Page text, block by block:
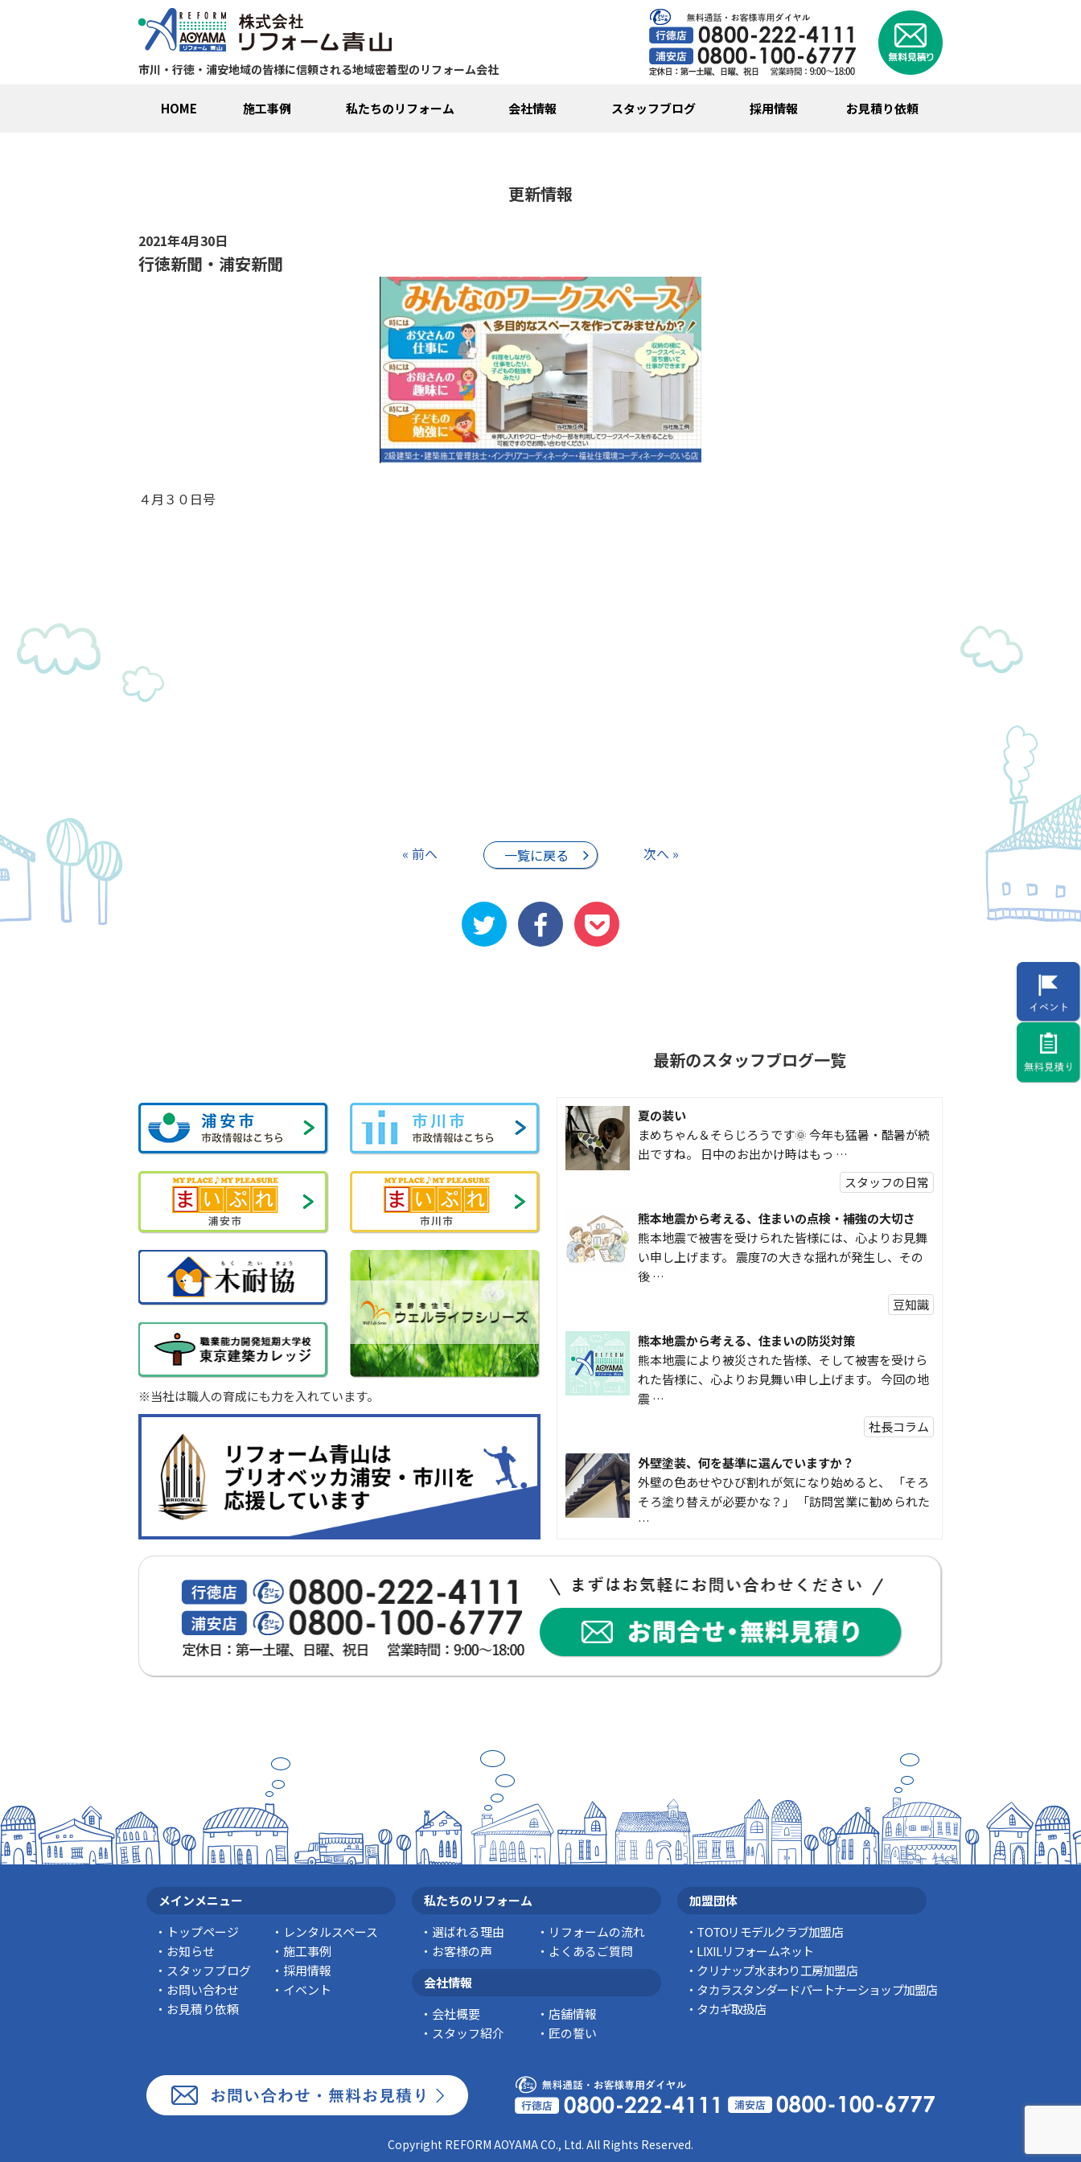
市川・行徳・浦安地域の皆様に信頼される地域密着型のリフォーム会社
HOME 施工事例 私たちのリフォーム 会社情報 スタッフブログ 採用情報 お見積り依頼
更新情報
2021年4月30日
行徳新聞・浦安新聞
４月３０日号
« 前へ 一覧に戻る 次へ »
※当社は職人の育成にも力を入れています。
最新のスタッフブログ一覧
夏の装い
まめちゃん＆そらじろうです🌞 今年も猛暑・酷暑が続
出ですね。 日中のお出かけ時はもっ …
スタッフの日常
熊本地震から考える、住まいの点検・補強の大切さ
熊本地震で被害を受けられた皆様には、心よりお見舞
い申し上げます。 震度7の大きな揺れが発生し、その
後 …
豆知識
熊本地震から考える、住まいの防災対策
熊本地震により被災された皆様、そして被害を受けら
れた皆様に、心よりお見舞い申し上げます。 今回の地
震 …
社長コラム
外壁塗装、何を基準に選んでいますか？
外壁の色あせやひび割れが気になり始めると、 「そろ
そろ塗り替えが必要かな？」 「訪問営業に勧められた
…
なかなか便利な物
こんにちは コゴちゃんです 少し前になりますが購
入して良かった物を ご紹介したいと思 …
スタッフの日常
メインメニュー
トップページ
レンタルスペース
お知らせ
施工事例
スタッフブログ
採用情報
お問い合わせ
イベント
お見積り依頼
私たちのリフォーム
選ばれる理由
リフォームの流れ
お客様の声
よくあるご質問
会社情報
会社概要
店舗情報
スタッフ紹介
匠の誓い
加盟団体
TOTOリモデルクラブ加盟店
LIXILリフォームネット
クリナップ水まわり工房加盟店
タカラスタンダードパートナーショップ加盟店
タカギ取扱店
Copyright REFORM AOYAMA CO., Ltd. All Rights Reserved.